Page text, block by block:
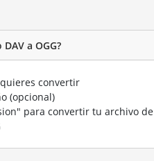
a OGG?
convertir
(opcional)
para convertir tu archivo de